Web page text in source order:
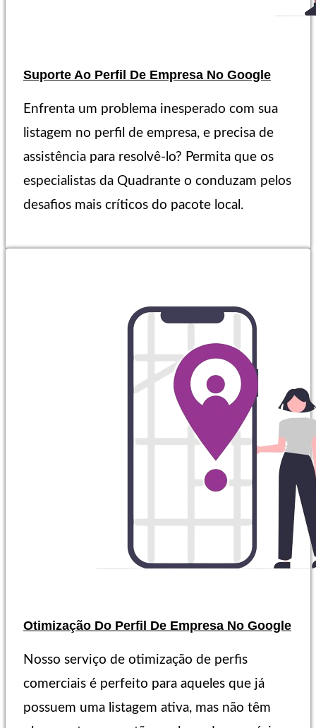
Suporte Ao Perfil De Empresa No Google
Enfrenta um problema inesperado com sua
listagem no perfil de empresa, e precisa de
assistência para resolvê-lo? Permita que os
especialistas da Quadrante o conduzam pelos
desafios mais críticos do pacote local.
Otimização Do Perfil De Empresa No Google
Nosso serviço de otimização de perfis
comerciais é perfeito para aqueles que já
possuem uma listagem ativa, mas não têm